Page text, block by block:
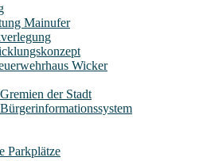
Mainufer
Wicker
der Stadt
Parkplätze